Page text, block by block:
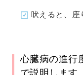
吠えると、座
心臓病の進行
で説明します